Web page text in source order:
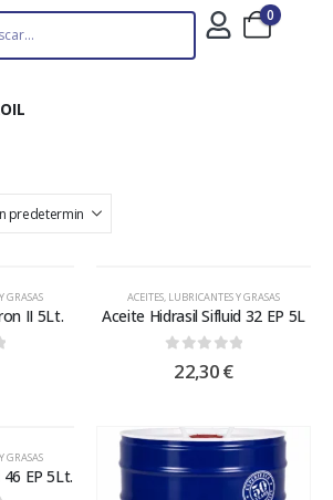
0
GRASAS
II 5Lt.
ACEITES, LUBRICANTES Y GRASAS
Aceite Hidrasil Sifluid 32 EP 5L
out of 5
22,30€
GRASAS
EP 5Lt.